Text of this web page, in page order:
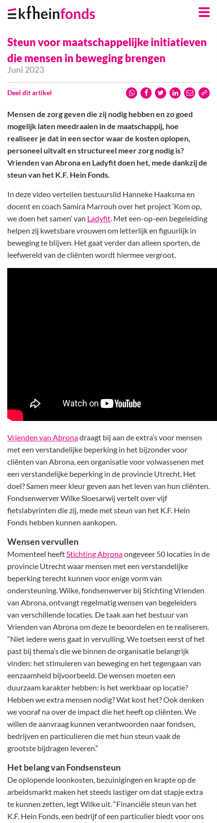
Navigation
Steun voor maatschappelijke initiatieven
die mensen in beweging brengen
Juni 2023
Deel dit artikel
Mensen de zorg geven die zij nodig hebben en zo goed
mogelijk laten meedraaien in de maatschappij, hoe
realiseer je dat in een sector waar de kosten oplopen,
personeel uitvalt en structureel meer zorg nodig is?
Vrienden van Abrona en Ladyfit doen het, mede dankzij de
steun van het K.F. Hein Fonds.
In deze video vertellen bestuurslid Hanneke Haaksma en
docent en coach Samira Marrouh over het project ‘Kom op,
we doen het samen’ van Ladyfit. Met een-op-een begeleiding
helpen zij kwetsbare vrouwen om letterlijk en figuurlijk in
beweging te blijven. Het gaat verder dan alleen sporten, de
leefwereld van de cliënten wordt hiermee vergroot.
Vrienden van Abronadraagt bij aan de extra’s voor mensen
met een verstandelijke beperking in het bijzonder voor
cliënten van Abrona, een organisatie voor volwassenen met
een verstandelijke beperking in de provincie Utrecht. Het
doel? Samen meer kleur geven aan het leven van hun cliënten.
Fondsenwerver Wilke Sloesarwij vertelt over vijf
fietslabyrinten die zij, mede met steun van het K.F. Hein
Fonds hebben kunnen aankopen.
Wensen vervullen
Momenteel heeftStichting Abronaongeveer 50 locaties in de
provincie Utrecht waar mensen met een verstandelijke
beperking terecht kunnen voor enige vorm van
ondersteuning. Wilke, fondsenwerver bij Stichting Vrienden
van Abrona, ontvangt regelmatig wensen van begeleiders
van verschillende locaties. De taak aan het bestuur van
Vrienden van Abrona om deze te beoordelen en te realiseren.
“Niet iedere wens gaat in vervulling. We toetsen eerst of het
past bij thema’s die we binnen de organisatie belangrijk
vinden: het stimuleren van beweging en het tegengaan van
eenzaamheid bijvoorbeeld. De wensen moeten een
duurzaam karakter hebben: is het werkbaar op locatie?
Hebben we extra mensen nodig? Wat kost het? Ook denken
we vooraf na over de impact die het heeft op cliënten. We
willen de aanvraag kunnen verantwoorden naar fondsen,
bedrijven en particulieren die met hun steun vaak de
grootste bijdragen leveren.”
Het belang van Fondsensteun
De oplopende loonkosten, bezuinigingen en krapte op de
arbeidsmarkt maken het steeds lastiger om dat stapje extra
te kunnen zetten, legt Wilke uit. “Financiële steun van het
K.F. Hein Fonds, een bedrijf of een particulier biedt voor ons